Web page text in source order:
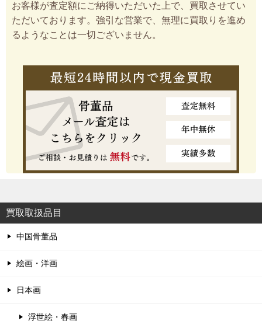
お客様が査定額にご納得いただいた上で、買取させてい
ただいております。強引な営業で、無理に買取りを進め
るようなことは一切ございません。
買取取扱品目
中国骨董品
絵画・洋画
日本画
浮世絵・春画